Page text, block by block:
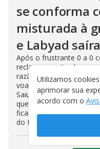
se conforma
misturada à
e Labyad
Após o frustrante 0 a 0
reclamou muito do
razão. Os jogadores
voando. Yuri Alberto
Saiu do jogo chorando
que pode tirá-lo meses
ficar de fora contra o
do Brasil
Utilizamos
aprimorar sua
acordo com o